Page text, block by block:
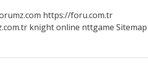
https://foru.com.tr
knight online nttgame Sitemap